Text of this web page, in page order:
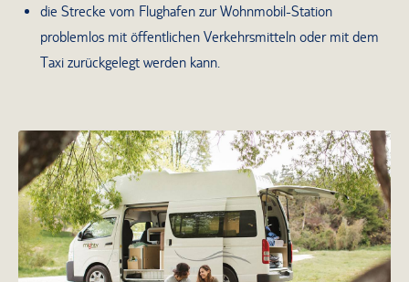
die Strecke vom Flughafen zur Wohnmobil-Station
problemlos mit öffentlichen Verkehrsmitteln oder mit dem
Taxi zurückgelegt werden kann.